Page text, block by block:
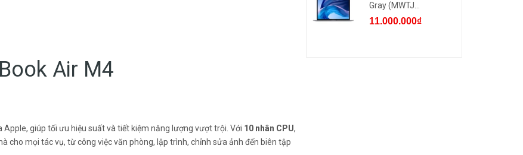
Air M4
giúp tối ưu hiệu suất và tiết kiệm năng lượng vượt trội. Với 10 nhân CPU,
cho mọi tác vụ, từ công việc văn phòng, lập trình, chỉnh sửa ảnh đến biên tập
Gray (MWTJ...
11.000.000₫